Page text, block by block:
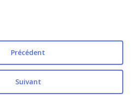
Précédent
Suivant